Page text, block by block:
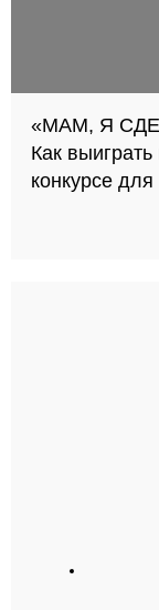
«МАМ, Я
Как
конкурсе